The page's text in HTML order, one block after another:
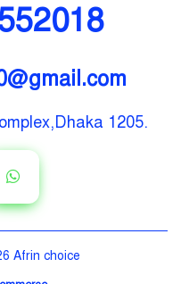
1205.
Afrin choice